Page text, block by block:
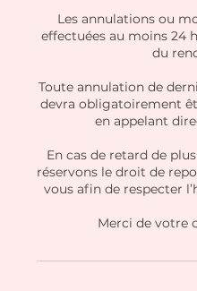
Les annulations ou
effectuées au moins 24
du
Toute annulation de
devra obligatoirement
en appelant
En cas de retard de
réservons le droit de
vous afin de respecter
Merci de votre